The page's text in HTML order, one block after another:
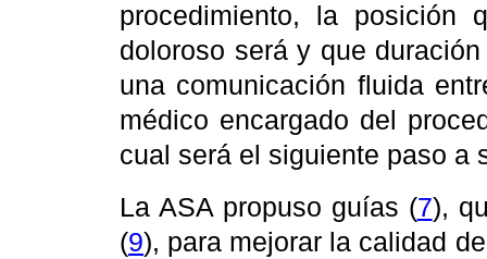
procedimiento, la posición
doloroso será y que
una comunicación fluida
médico encargado del
cual será el siguiente paso a
La ASA propuso guías (7),
(9), para mejorar la calidad